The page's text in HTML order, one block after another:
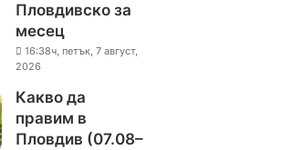
Пловдивско за
месец
16:38ч, петък, 7 август,
2026
Какво да
правим в
Пловдив (07.08–